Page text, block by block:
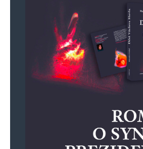
nemazat, na jeho účet dobře
Jenom si Gimbale dej pozor,
„nezamknul“ v neřešitelném
nutné vyhledat lékařskou
18. 5. 2025 (11:40)